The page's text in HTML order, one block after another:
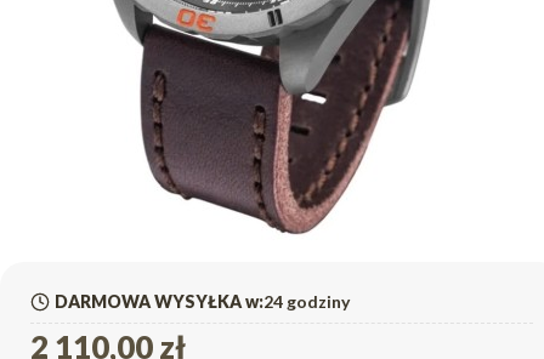
DARMOWA WYSYŁKA w:24 godziny
2 110,00 zł